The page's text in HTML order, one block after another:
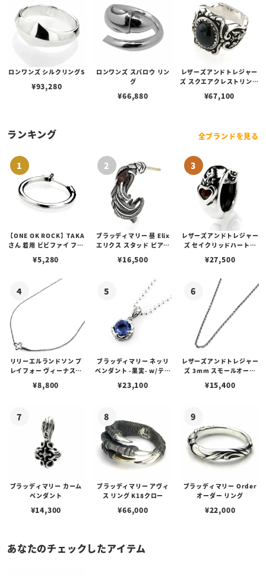
ロンワンズ シルクリングS
¥93,280
ロンワンズ スパロウ リン
グ
¥66,880
レザーズアンドトレジャー
ズ スクエアクレストリング
¥67,100
ランキング 全ブランドを見る
【ONE OK ROCK】TAKA
さん 着用 ビビファイ フー
¥5,280
ブラッディマリー 昼 Elix
エリクス スタッド ピアス
¥16,500
レザーズアンドトレジャー
ズ セイクリッドハートピ
¥27,500
リリーエルランドソン プ
レイフォー ヴィーナスチ
¥8,800
ブラッディマリー ネッリ
ペンダント -果実- w/ティ
¥23,100
レザーズアンドトレジャー
ズ 3mm スモールオーバ
ブスタークラスプ＆LTロ
¥15,400
ブラッディマリー カーム
ペンダント
¥14,300
ブラッディマリー アヴィ
ス リング K18クロー
¥66,000
ブラッディマリー Order
オーダー リング
¥22,000
あなたのチェックしたアイテム